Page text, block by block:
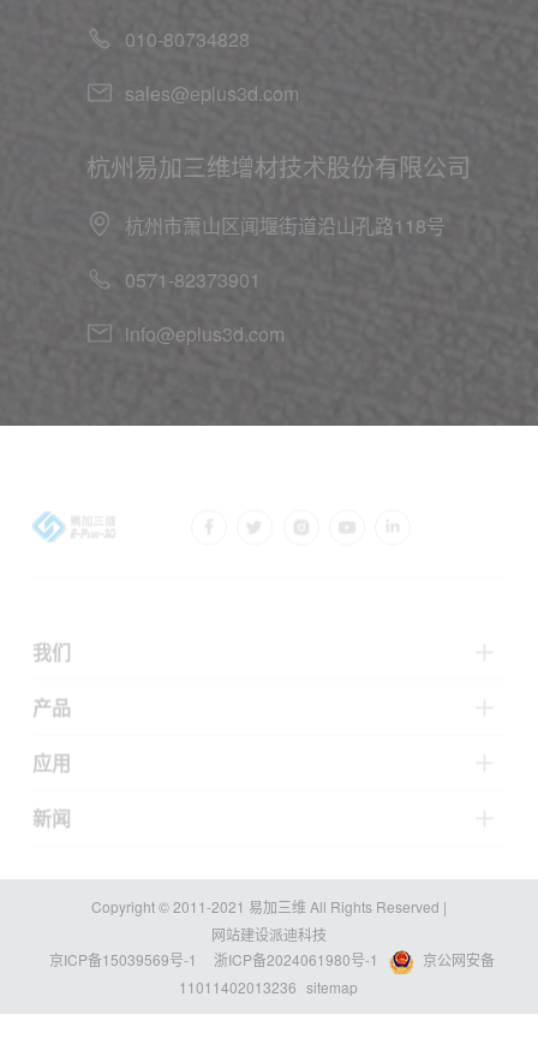
010-80734828
sales@eplus3d.com
杭州易加三维增材技术股份有限公司
杭州市萧山区闻堰街道沿山孔路118号
0571-82373901
info@eplus3d.com
产品
应用
新闻
Copyright © 2011-2021 易加三维 All Rights Reserved |
网站建设派迪科技
京ICP备15039569号-1
浙ICP备2024061980号-1
京公网安备
11011402013236 sitemap